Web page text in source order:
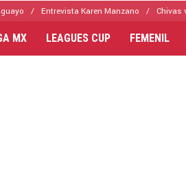
Entrevista Karen Manzano Chivas
MX LEAGUES CUP FEMENIL